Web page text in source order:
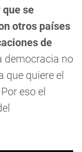
se
otros países
de
democracia no
quiere el
eso el